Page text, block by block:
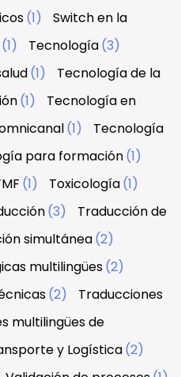
(1)
Switch en la
(1) Tecnología(3)
(1)
Tecnología de la
(1)
Tecnología en
(1)
Tecnología
para formación(1)
(1) Toxicología(1)
(3)
Traducción de
simultánea(2)
multilingües(2)
(2)
Traducciones
multilingües de
y Logística(2)